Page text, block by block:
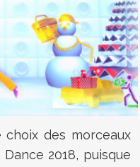
choix des morceaux
2018, puisque